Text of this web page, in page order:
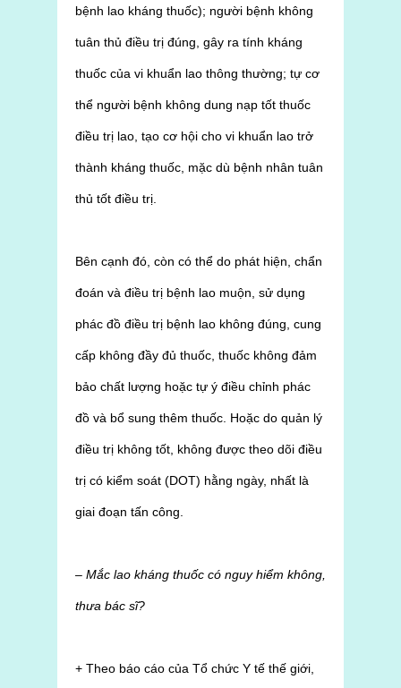
bệnh lao kháng thuốc); người bệnh không
tuân thủ điều trị đúng, gây ra tính kháng
thuốc của vi khuẩn lao thông thường; tự cơ
thể người bệnh không dung nạp tốt thuốc
điều trị lao, tạo cơ hội cho vi khuẩn lao trở
thành kháng thuốc, mặc dù bệnh nhân tuân
thủ tốt điều trị.
Bên cạnh đó, còn có thể do phát hiện, chẩn
đoán và điều trị bệnh lao muộn, sử dụng
phác đồ điều trị bệnh lao không đúng, cung
cấp không đầy đủ thuốc, thuốc không đảm
bảo chất lượng hoặc tự ý điều chỉnh phác
đồ và bổ sung thêm thuốc. Hoặc do quản lý
điều trị không tốt, không được theo dõi điều
trị có kiểm soát (DOT) hằng ngày, nhất là
giai đoạn tấn công.
– Mắc lao kháng thuốc có nguy hiểm không,
thưa bác sĩ?
+ Theo báo cáo của Tổ chức Y tế thế giới,